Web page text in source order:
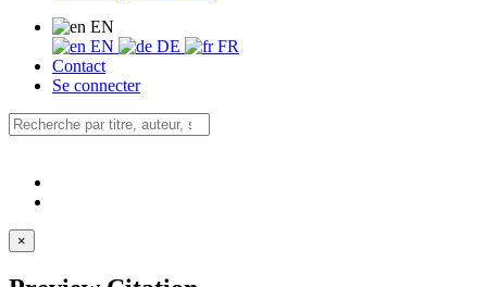
EN
EN
DE
FR
Contact
Se connecter
×